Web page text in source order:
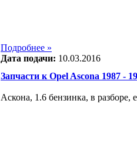
Подробнее »
Дата подачи: 10.03.2016
Запчасти к Opel Ascona 1987 -
Аскона, 1.6 бензинка, в разборе,